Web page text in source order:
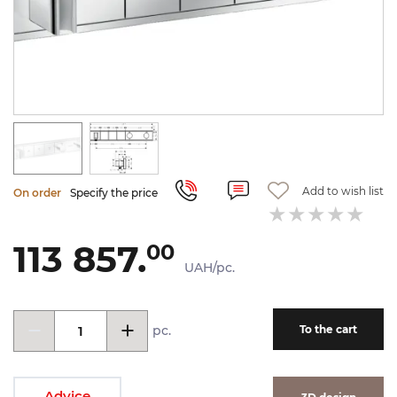
On order Specify the price Add to wish list
113 857.00
UAH/pc.
pc. To the cart